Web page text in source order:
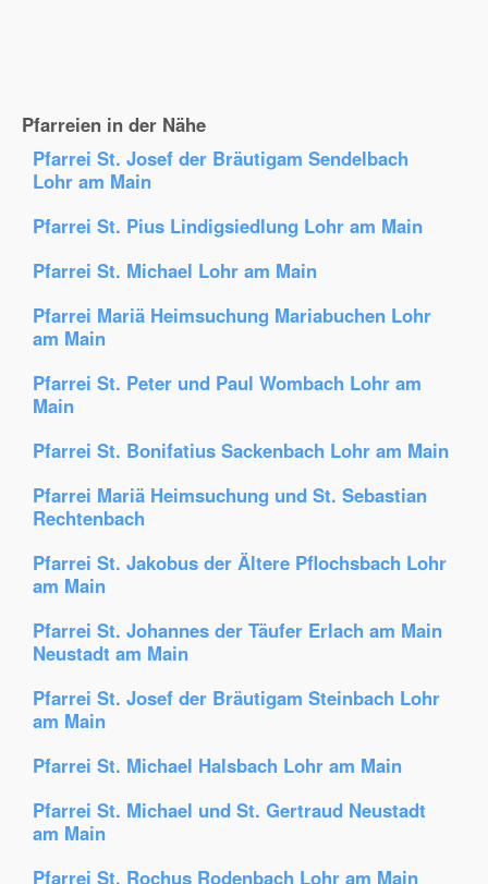
Pfarreien in der Nähe
Pfarrei St. Josef der Bräutigam Sendelbach
Lohr am Main
Pfarrei St. Pius Lindigsiedlung Lohr am Main
Pfarrei St. Michael Lohr am Main
Pfarrei Mariä Heimsuchung Mariabuchen Lohr
am Main
Pfarrei St. Peter und Paul Wombach Lohr am
Main
Pfarrei St. Bonifatius Sackenbach Lohr am Main
Pfarrei Mariä Heimsuchung und St. Sebastian
Rechtenbach
Pfarrei St. Jakobus der Ältere Pflochsbach Lohr
am Main
Pfarrei St. Johannes der Täufer Erlach am Main
Neustadt am Main
Pfarrei St. Josef der Bräutigam Steinbach Lohr
am Main
Pfarrei St. Michael Halsbach Lohr am Main
Pfarrei St. Michael und St. Gertraud Neustadt
am Main
Pfarrei St. Rochus Rodenbach Lohr am Main